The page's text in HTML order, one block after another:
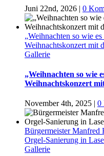
Juni 22nd, 2026 | 0
„Weihnachten so wie
Weihnachtskonzert mit
Gallerie
„Weihnachten so wie
Weihnachtskonzert
November 4th, 2025 0
Bürgermeister Manfred
Orgel-Sanierung in
Gallerie